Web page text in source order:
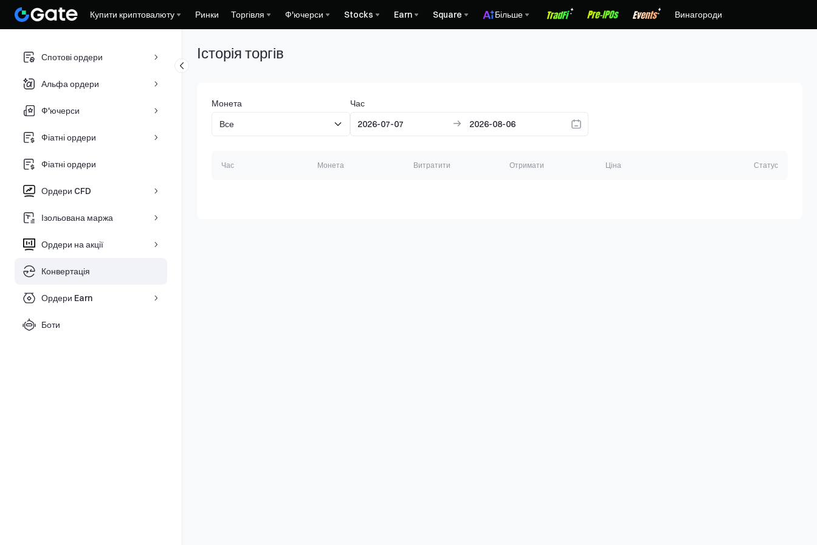
Купити криптовалюту Ринки Торгівля Ф'ючерси Stocks Earn Square Більше Винагороди
Спотові ордери
Альфа ордери
Ф'ючерси
Фіатні ордери
Фіатні ордери
Ордери CFD
Ізольована маржа
Ордери на акції
Конвертація
Ордери Earn
Боти
Історія торгів
Монета Час
Час Монета Витратити Отримати Ціна Статус